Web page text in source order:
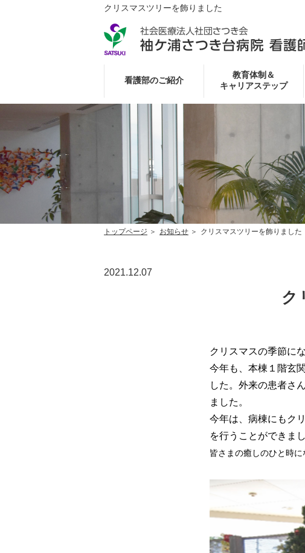
クリスマスツリーを飾りました
看護部のご紹介
教育体制＆
キャリアステップ
トップページ お知らせ クリスマスツリーを飾りました
2021.12.07
ク
クリスマスの季節に
今年も、本棟１階玄
した。外来の患者さ
ました。
今年は、病棟にもク
を行うことができまし
皆さまの癒しのひと時に